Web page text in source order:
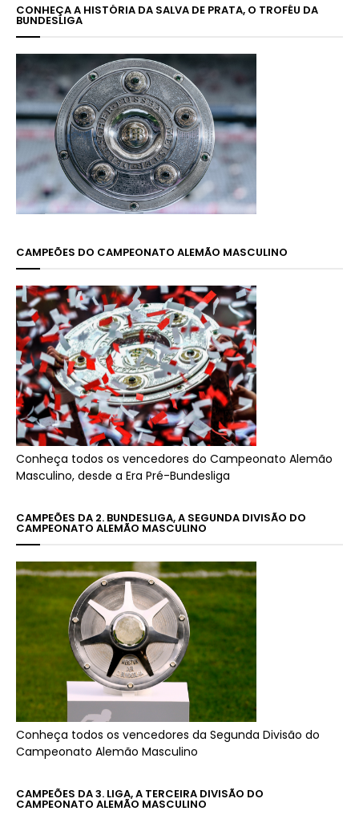
CONHEÇA A HISTÓRIA DA SALVA DE PRATA, O TROFÉU DA
BUNDESLIGA
CAMPEÕES DO CAMPEONATO ALEMÃO MASCULINO
Conheça todos os vencedores do Campeonato Alemão
Masculino, desde a Era Pré-Bundesliga
CAMPEÕES DA 2. BUNDESLIGA, A SEGUNDA DIVISÃO DO
CAMPEONATO ALEMÃO MASCULINO
Conheça todos os vencedores da Segunda Divisão do
Campeonato Alemão Masculino
CAMPEÕES DA 3. LIGA, A TERCEIRA DIVISÃO DO
CAMPEONATO ALEMÃO MASCULINO